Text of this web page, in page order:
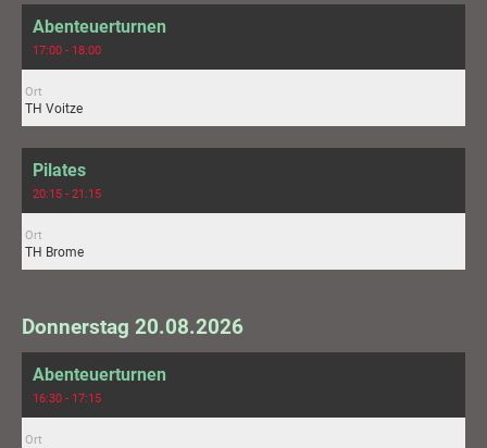
Abenteuerturnen
17:00 - 18:00
Ort
TH Voitze
Pilates
20:15 - 21:15
Ort
TH Brome
Donnerstag 20.08.2026
Abenteuerturnen
16:30 - 17:15
Ort